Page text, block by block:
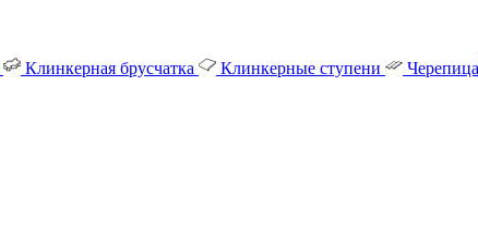
Клинкерная брусчатка Клинкерные ступени Черепица